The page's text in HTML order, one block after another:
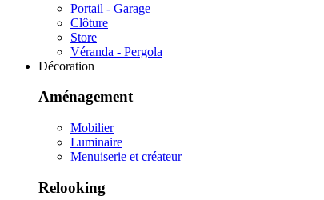
Portail - Garage
Clôture
Store
Véranda - Pergola
Décoration
Aménagement
Mobilier
Luminaire
Menuiserie et créateur
Relooking